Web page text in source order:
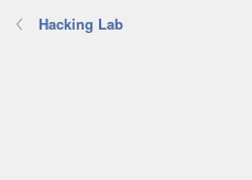
Hacking Lab